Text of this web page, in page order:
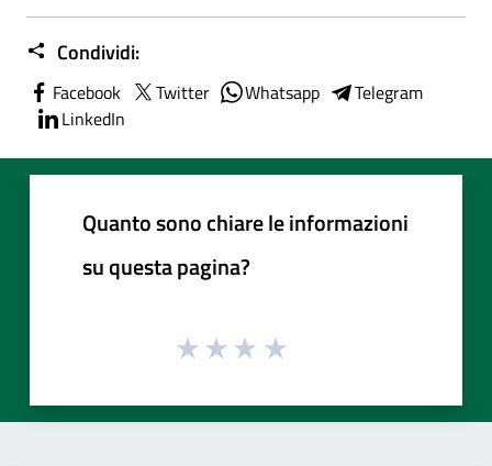
Condividi:
Facebook Twitter Whatsapp
Telegram
LinkedIn
Quanto sono chiare le informazioni
su questa pagina?